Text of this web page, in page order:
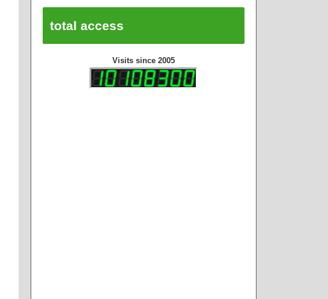
total access
Visits since 2005